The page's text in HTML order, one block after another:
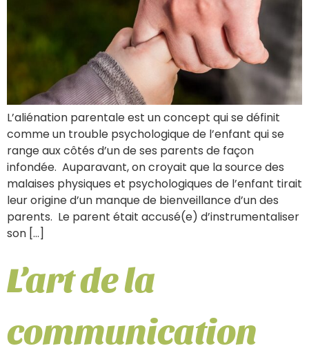
L’aliénation parentale est un concept qui se définit
comme un trouble psychologique de l’enfant qui se
range aux côtés d’un de ses parents de façon
infondée. Auparavant, on croyait que la source des
malaises physiques et psychologiques de l’enfant tirait
leur origine d’un manque de bienveillance d’un des
parents. Le parent était accusé(e) d’instrumentaliser
son […]
L’art de la
communication